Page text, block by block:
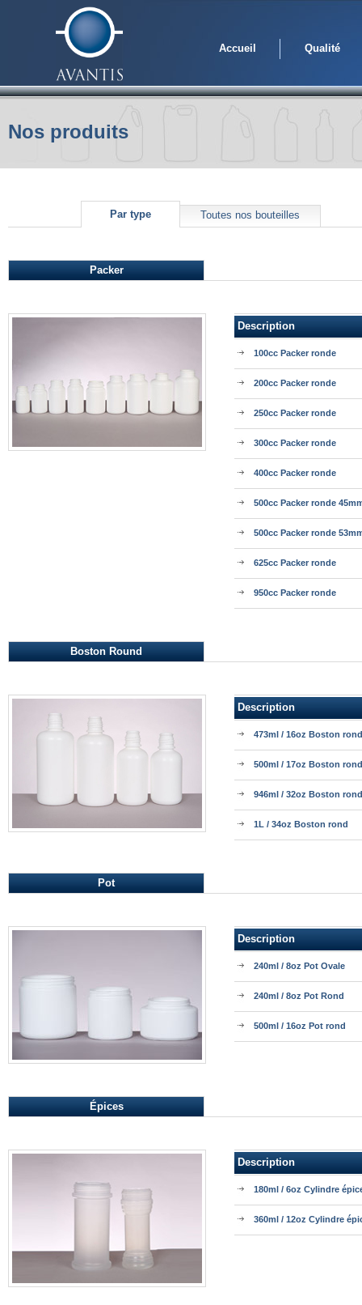
Qualité
Accueil
Nos produits
Par type Toutes nos bouteilles
Packer
Description
100cc Packer ronde
200cc Packer ronde
250cc Packer ronde
300cc Packer ronde
400cc Packer ronde
500cc Packer ronde
500cc Packer ronde
625cc Packer ronde
950cc Packer ronde
Boston Round
Description
473ml / 16oz Boston rond
500ml / 17oz Boston rond
946ml / 32oz Boston rond
1L / 34oz Boston rond
Pot
Description
240ml / 8oz Pot Ovale
240ml / 8oz Pot Rond
500ml / 16oz Pot rond
Épices
Description
180ml / 6oz Cylindre
360ml / 12oz Cylindre